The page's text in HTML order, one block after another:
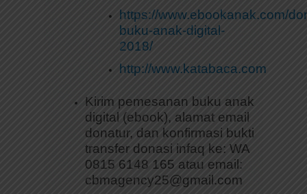
https://www.ebookanak.com/
buku-anak-digital-
2018/
http://www.katabaca.com
Kirim pemesanan buku anak
digital (ebook), alamat email
donatur, dan konfirmasi bukti
transfer donasi infaq ke: WA
0815 6148 165 atau email:
cbmagency25@gmail.com